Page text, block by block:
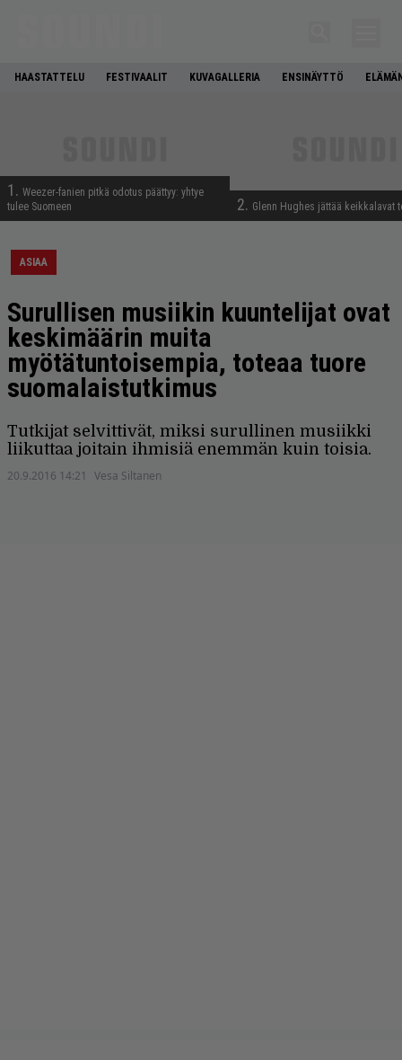
HAASTATTELU FESTIVAALIT KUVAGALLERIA ENSINÄYTTÖ
1. Weezer-fanien pitkä odotus päättyy: yhtye
tulee Suomeen
2. Glenn Hughes jättää keikkalavat
ASIAA
Surullisen musiikin kuuntelijat ovat
keskimäärin muita
myötätuntoisempia, toteaa tuore
suomalaistutkimus
Tutkijat selvittivät, miksi surullinen musiikki
liikuttaa joitain ihmisiä enemmän kuin toisia.
20.9.2016 14:21 Vesa Siltanen